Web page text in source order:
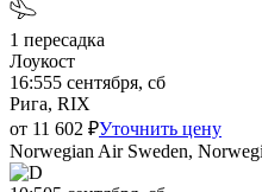
1 пересадка
Лоукост
16:555 сентября, сб
Рига, RIX
от 11 602 ₽Уточнить цену
Norwegian Air Sweden,